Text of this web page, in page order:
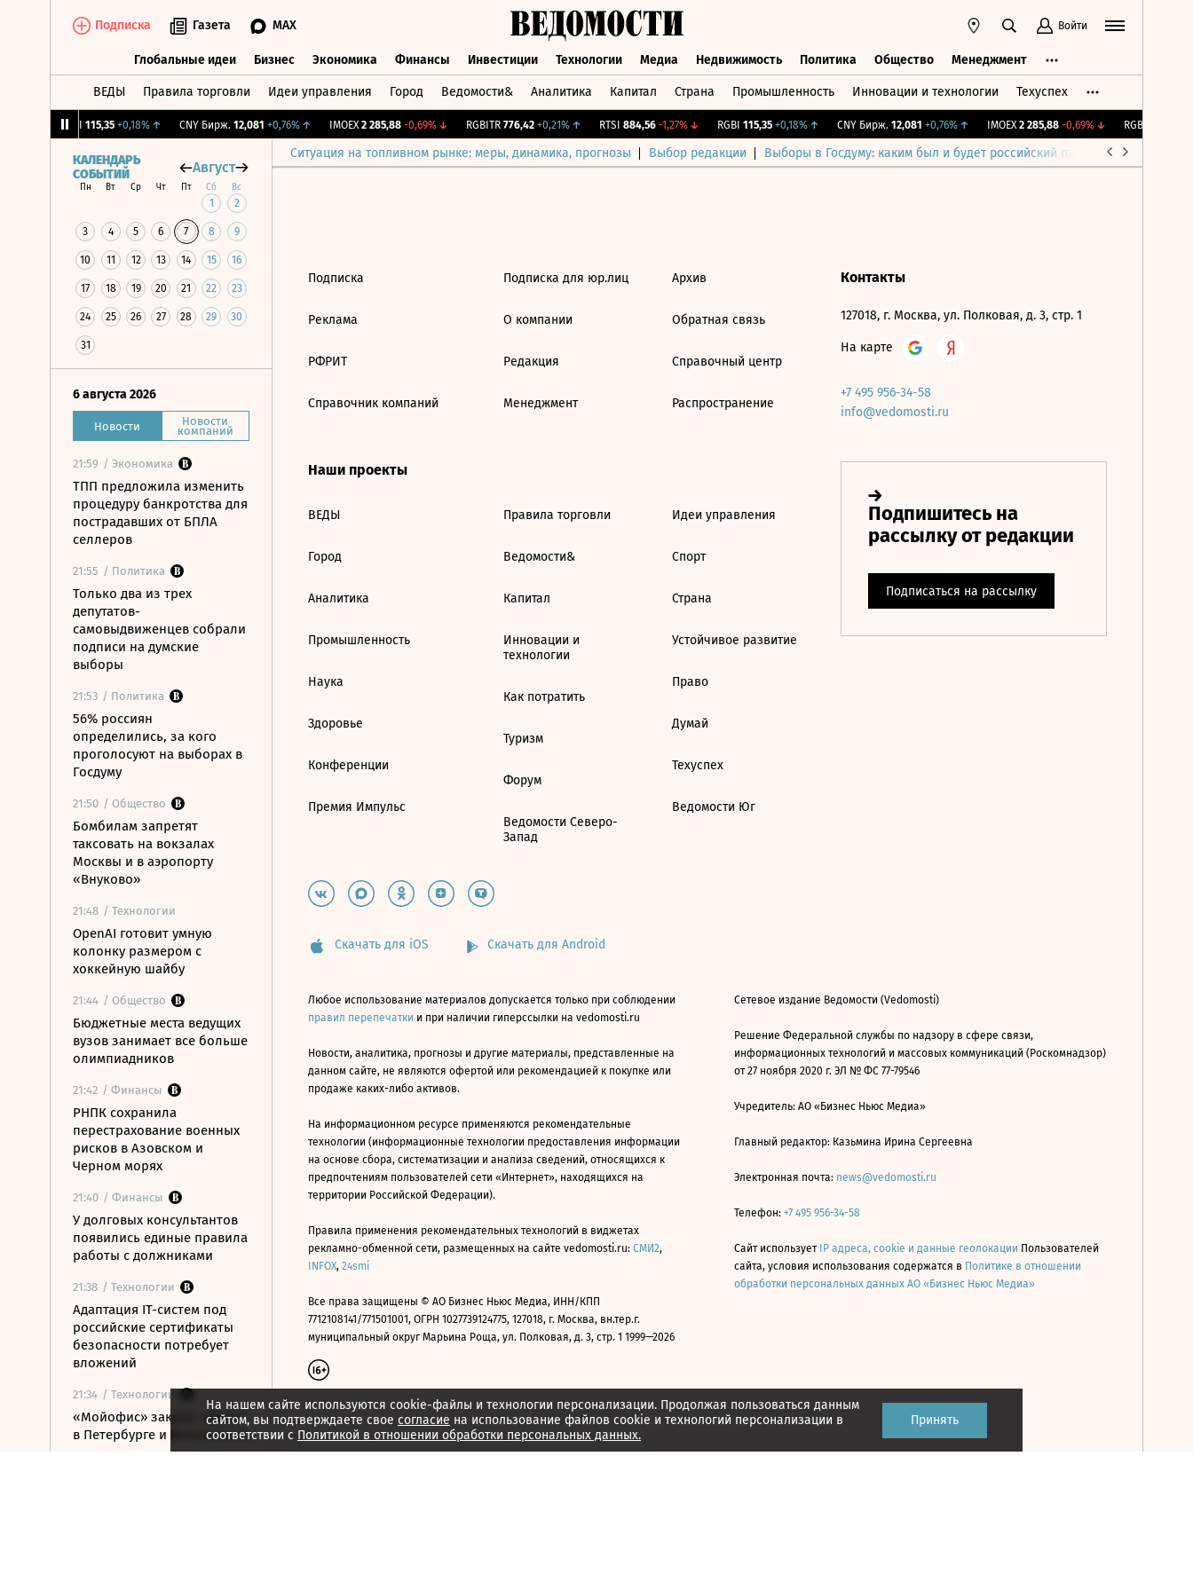
Подписка Газета MAX Войти
Глобальные идеи Бизнес Экономика Финансы Инвестиции Технологии Медиа Недвижимость Политика Общество Менеджмент
ВЕДЫ Правила торговли Идеи управления Город Ведомости& Аналитика Капитал Страна Промышленность Инновации и технологии Техуспех
115,35 +0,18%↑ CNY Бирж. 12,081 +0,76%↑ IMOEX 2 285,88 -0,69%↓ RGBITR 776,42 +0,21%↑ RTSI 884,56 -1,27%↓ RGBI 115,35 +0,18%↑ CNY Бирж. 12,081 +0,76%↑ IMOEX 2 285,88 -0,69%↓ RGBITR
Ситуация на топливном рынке: меры, динамика, прогнозы Выбор редакции Выборы в Госдуму: каким был и будет российский парламент
КАЛЕНДАРЬ
СОБЫТИЙ
Август
Пн Вт Ср Чт Пт Сб Вс
1 2
3 4 5 6 7 8 9
10 11 12 13 14 15 16
17 18 19 20 21 22 23
24 25 26 27 28 29 30
31
6 августа 2026
Новости Новости
компаний
21:59 / Экономика
ТПП предложила изменить
процедуру банкротства для
пострадавших от БПЛА
селлеров
21:55 / Политика
Только два из трех
депутатов-
самовыдвиженцев собрали
подписи на думские
выборы
21:53 / Политика
56% россиян
определились, за кого
проголосуют на выборах в
Госдуму
21:50 / Общество
Бомбилам запретят
таксовать на вокзалах
Москвы и в аэропорту
«Внуково»
21:48 / Технологии
OpenAI готовит умную
колонку размером с
хоккейную шайбу
21:44 / Общество
Бюджетные места ведущих
вузов занимает все больше
олимпиадников
21:42 / Финансы
РНПК сохранила
перестрахование военных
рисков в Азовском и
Черном морях
21:40 / Финансы
У долговых консультантов
появились единые правила
работы с должниками
21:38 / Технологии
Адаптация IT-систем под
российские сертификаты
безопасности потребует
вложений
21:34 / Технологии
«Мойофис» закрыл офисы
в Петербурге и Иннополисе
На нашем сайте используются cookie-файлы и технологии персонализации. Продолжая пользоваться данным
сайтом, вы подтверждаете свое согласие на использование файлов cookie и технологий персонализации в
соответствии с Политикой в отношении обработки персональных данных.
Принять
Подписка
Реклама
РФРИТ
Справочник компаний
Подписка для юр.лиц
О компании
Редакция
Менеджмент
Архив
Обратная связь
Справочный центр
Распространение
Наши проекты
ВЕДЫ
Город
Аналитика
Промышленность
Наука
Здоровье
Конференции
Премия Импульс
Правила торговли
Ведомости&
Капитал
Инновации и
технологии
Как потратить
Туризм
Форум
Ведомости Северо-
Запад
Идеи управления
Спорт
Страна
Устойчивое развитие
Право
Думай
Техуспех
Ведомости Юг
Контакты
127018, г. Москва, ул. Полковая, д. 3, стр. 1
На карте
+7 495 956-34-58
info@vedomosti.ru
Скачать для iOS Скачать для Android
Любое использование материалов допускается только при соблюдении
правил перепечатки и при наличии гиперссылки на vedomosti.ru
Новости, аналитика, прогнозы и другие материалы, представленные на
данном сайте, не являются офертой или рекомендацией к покупке или
продаже каких-либо активов.
На информационном ресурсе применяются рекомендательные
технологии (информационные технологии предоставления информации
на основе сбора, систематизации и анализа сведений, относящихся к
предпочтениям пользователей сети «Интернет», находящихся на
территории Российской Федерации).
Правила применения рекомендательных технологий в виджетах
рекламно-обменной сети, размещенных на сайте vedomosti.ru: СМИ2,
INFOX, 24smi
Все права защищены © АО Бизнес Ньюс Медиа, ИНН/КПП
7712108141/771501001, ОГРН 1027739124775, 127018, г. Москва, вн.тер.г.
муниципальный округ Марьина Роща, ул. Полковая, д. 3, стр. 1 1999—2026
Сетевое издание Ведомости (Vedomosti)
Решение Федеральной службы по надзору в сфере связи,
информационных технологий и массовых коммуникаций (Роскомнадзор)
от 27 ноября 2020 г. ЭЛ № ФС 77-79546
Учредитель: АО «Бизнес Ньюс Медиа»
Главный редактор: Казьмина Ирина Сергеевна
Электронная почта: news@vedomosti.ru
Телефон: +7 495 956-34-58
Сайт использует IP адреса, cookie и данные геолокации Пользователей
сайта, условия использования содержатся в Политике в отношении
обработки персональных данных АО «Бизнес Ньюс Медиа»